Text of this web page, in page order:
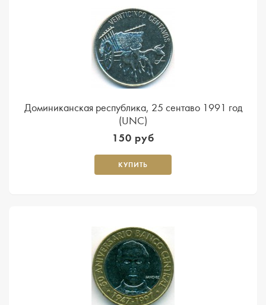
Доминиканская республика, 25 сентаво 1991 год
(UNC)
150 руб
КУПИТЬ